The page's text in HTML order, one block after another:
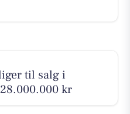
til salg i
kr